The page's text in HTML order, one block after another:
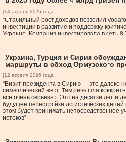
[14 апреля 2026 года]
“Стабильный рост доходов позволил
инвестиции в развитие и поддержку
Украине. Компания инвестировала в сеть
Украина, Турция и Сирия
маршруты в обход Ормузского
[12 апреля 2026 года]
“Визит президента в Сирию — это далеко
символический жест. Там речь шла
все очень серьезно. Это на десятки лет и
будущее перестройки логистических
этом будет принимать непосредственное
истоков”